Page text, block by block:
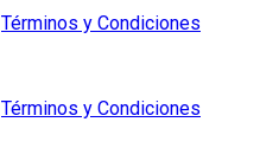
Términos y Condiciones
Términos y Condiciones